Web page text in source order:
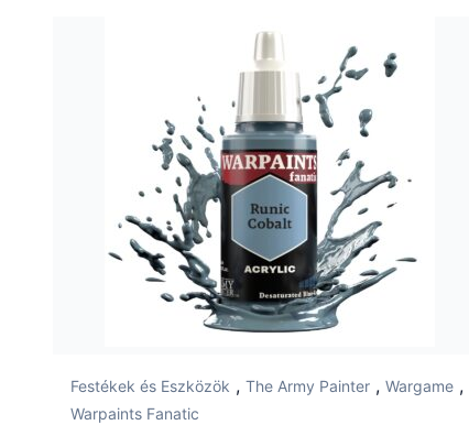
Festékek és Eszközök , The Army Painter , Wargame ,
Warpaints Fanatic